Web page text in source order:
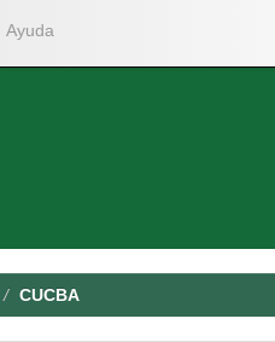
Ayuda
CUCBA